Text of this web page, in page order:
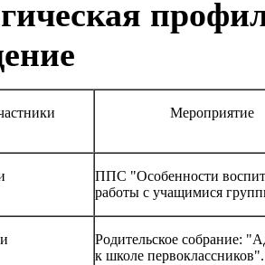
Мероприятие
ППС "Особенности
работы с учащимися
Родительское собрание:
к школе первоклассников".